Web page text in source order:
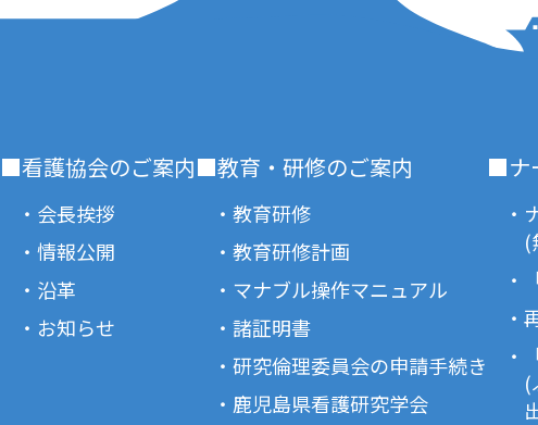
■看護協会のご案内
・会長挨拶
・情報公開
・沿革
・お知らせ
■教育・研修のご案内
・教育研修
・教育研修計画
・マナブル操作マニュアル
・諸証明書
・研究倫理委員会の申請手続き
・鹿児島県看護研究学会
■ナ
・
(
・
・
・
(